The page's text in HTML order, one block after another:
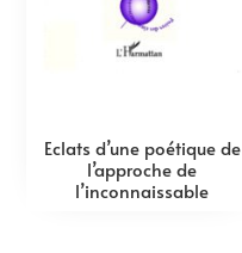
Eclats d’une poétique de
l’approche de
l’inconnaissable